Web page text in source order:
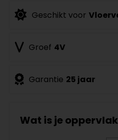
Geschikt voor
Groef 4V
Garantie 25 jaar
Wat is je